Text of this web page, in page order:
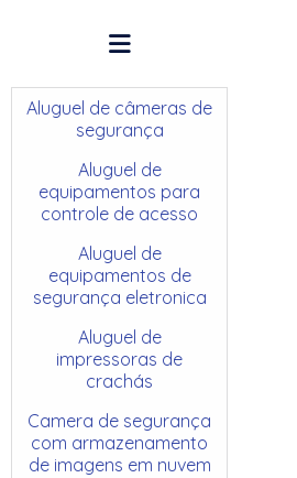
Aluguel de câmeras de
segurança
Aluguel de
equipamentos para
controle de acesso
Aluguel de
equipamentos de
segurança eletronica
Aluguel de
impressoras de
crachás
Camera de segurança
com armazenamento
de imagens em nuvem